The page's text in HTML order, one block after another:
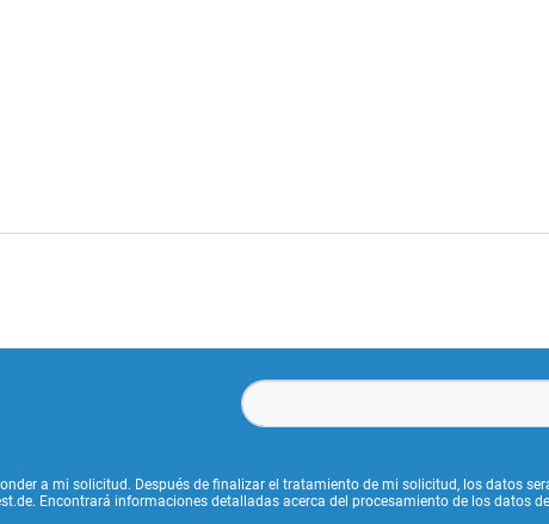
a mi solicitud. Después de finalizar el tratamiento de mi solicitud, los datos
Encontrará informaciones detalladas acerca del procesamiento de los datos